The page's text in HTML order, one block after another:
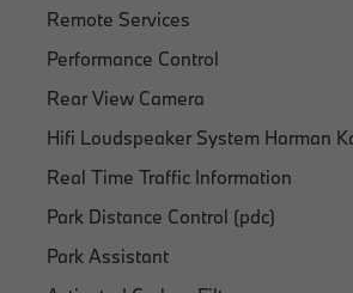
Remote Services
Performance Control
Rear View Camera
Hifi Loudspeaker System Harman
Real Time Traffic Information
Park Distance Control (pdc)
Park Assistant